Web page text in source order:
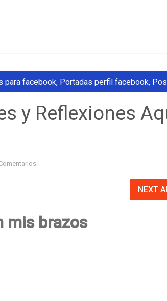
para facebook, Portadas perfil facebook,
y Reflexiones
NEXT
mis brazos